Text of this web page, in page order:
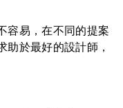
容易，在不同的提案
助於最好的設計師，